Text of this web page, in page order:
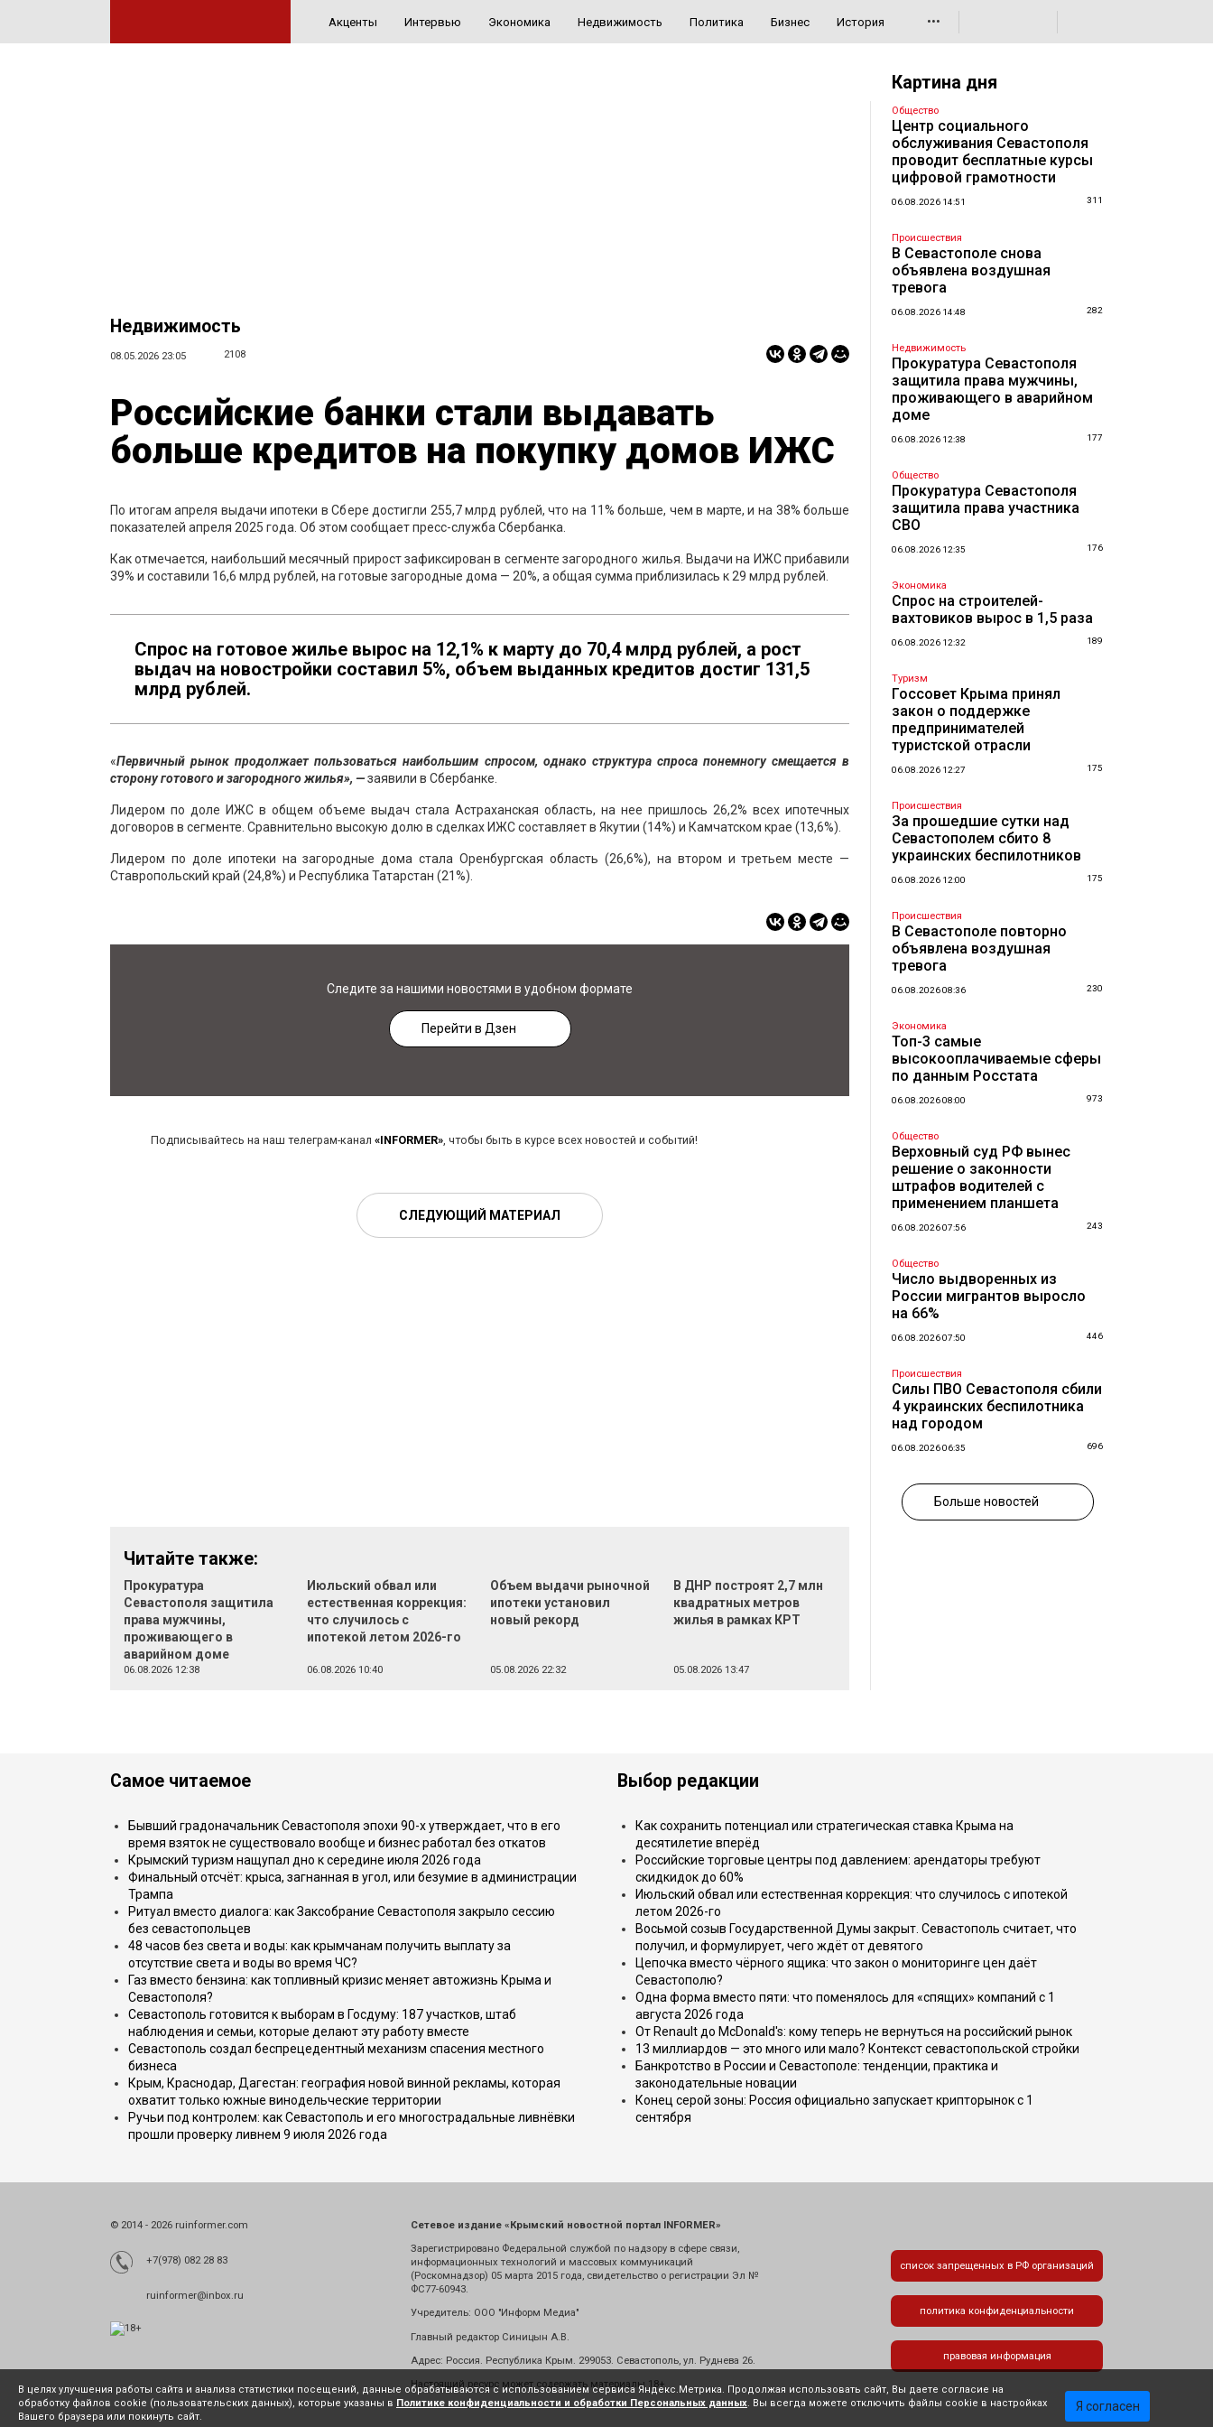
Акценты Интервью Экономика Недвижимость Политика Бизнес История •••
Недвижимость
08.05.2026 23:05 2108
Российские банки стали выдавать
больше кредитов на покупку домов ИЖС
По итогам апреля выдачи ипотеки в Сбере достигли 255,7 млрд рублей, что на 11% больше, чем в марте, и на 38% больше
показателей апреля 2025 года. Об этом сообщает пресс-служба Сбербанка.
Как отмечается, наибольший месячный прирост зафиксирован в сегменте загородного жилья. Выдачи на ИЖС прибавили
39% и составили 16,6 млрд рублей, на готовые загородные дома — 20%, а общая сумма приблизилась к 29 млрд рублей.
Спрос на готовое жилье вырос на 12,1% к марту до 70,4 млрд рублей, а рост
выдач на новостройки составил 5%, объем выданных кредитов достиг 131,5
млрд рублей.
«Первичный рынок продолжает пользоваться наибольшим спросом, однако структура спроса понемногу смещается в
сторону готового и загородного жилья», —заявили в Сбербанке.
Лидером по доле ИЖС в общем объеме выдач стала Астраханская область, на нее пришлось 26,2% всех ипотечных
договоров в сегменте. Сравнительно высокую долю в сделках ИЖС составляет в Якутии (14%) и Камчатском крае (13,6%).
Лидером по доле ипотеки на загородные дома стала Оренбургская область (26,6%), на втором и третьем месте —
Ставропольский край (24,8%) и Республика Татарстан (21%).
Следите за нашими новостями в удобном формате
Перейти в Дзен
Подписывайтесь на наш телеграм-канал «INFORMER», чтобы быть в курсе всех новостей и событий!
СЛЕДУЮЩИЙ МАТЕРИАЛ
Читайте также:
Прокуратура
Севастополя защитила
права мужчины,
проживающего в
аварийном доме
06.08.2026 12:38
Июльский обвал или
естественная коррекция:
что случилось с
ипотекой летом 2026-го
06.08.2026 10:40
Объем выдачи рыночной
ипотеки установил
новый рекорд
05.08.2026 22:32
В ДНР построят 2,7 млн
квадратных метров
жилья в рамках КРТ
05.08.2026 13:47
Картина дня
Общество
Центр социального
обслуживания Севастополя
проводит бесплатные курсы
цифровой грамотности
06.08.2026 14:51 311
Происшествия
В Севастополе снова
объявлена воздушная
тревога
06.08.2026 14:48 282
Недвижимость
Прокуратура Севастополя
защитила права мужчины,
проживающего в аварийном
доме
06.08.2026 12:38 177
Общество
Прокуратура Севастополя
защитила права участника
СВО
06.08.2026 12:35 176
Экономика
Спрос на строителей-
вахтовиков вырос в 1,5 раза
06.08.2026 12:32 189
Туризм
Госсовет Крыма принял
закон о поддержке
предпринимателей
туристской отрасли
06.08.2026 12:27 175
Происшествия
За прошедшие сутки над
Севастополем сбито 8
украинских беспилотников
06.08.2026 12:00 175
Происшествия
В Севастополе повторно
объявлена воздушная
тревога
06.08.2026 08:36 230
Экономика
Топ-3 самые
высокооплачиваемые сферы
по данным Росстата
06.08.2026 08:00 973
Общество
Верховный суд РФ вынес
решение о законности
штрафов водителей с
применением планшета
06.08.2026 07:56 243
Общество
Число выдворенных из
России мигрантов выросло
на 66%
06.08.2026 07:50 446
Происшествия
Силы ПВО Севастополя сбили
4 украинских беспилотника
над городом
06.08.2026 06:35 696
Больше новостей
Самое читаемое
Бывший градоначальник Севастополя эпохи 90-х утверждает, что в его
время взяток не существовало вообще и бизнес работал без откатов
Крымский туризм нащупал дно к середине июля 2026 года
Финальный отсчёт: крыса, загнанная в угол, или безумие в администрации
Трампа
Ритуал вместо диалога: как Заксобрание Севастополя закрыло сессию
без севастопольцев
48 часов без света и воды: как крымчанам получить выплату за
отсутствие света и воды во время ЧС?
Газ вместо бензина: как топливный кризис меняет автожизнь Крыма и
Севастополя?
Севастополь готовится к выборам в Госдуму: 187 участков, штаб
наблюдения и семьи, которые делают эту работу вместе
Севастополь создал беспрецедентный механизм спасения местного
бизнеса
Крым, Краснодар, Дагестан: география новой винной рекламы, которая
охватит только южные винодельческие территории
Ручьи под контролем: как Севастополь и его многострадальные ливнёвки
прошли проверку ливнем 9 июля 2026 года
Выбор редакции
Как сохранить потенциал или стратегическая ставка Крыма на
десятилетие вперёд
Российские торговые центры под давлением: арендаторы требуют
скидкидок до 60%
Июльский обвал или естественная коррекция: что случилось с ипотекой
летом 2026-го
Восьмой созыв Государственной Думы закрыт. Севастополь считает, что
получил, и формулирует, чего ждёт от девятого
Цепочка вместо чёрного ящика: что закон о мониторинге цен даёт
Севастополю?
Одна форма вместо пяти: что поменялось для «спящих» компаний с 1
августа 2026 года
От Renault до McDonald's: кому теперь не вернуться на российский рынок
13 миллиардов — это много или мало? Контекст севастопольской стройки
Банкротство в России и Севастополе: тенденции, практика и
законодательные новации
Конец серой зоны: Россия официально запускает крипторынок с 1
сентября
© 2014 - 2026 ruinformer.com
+7(978) 082 28 83
ruinformer@inbox.ru
Сетевое издание «Крымский новостной портал INFORMER»
Зарегистрировано Федеральной службой по надзору в сфере связи,
информационных технологий и массовых коммуникаций
(Роскомнадзор) 05 марта 2015 года, свидетельство о регистрации Эл №
ФС77-60943.
Учредитель: ООО "Информ Медиа"
Главный редактор Синицын А.В.
Адрес: Россия. Республика Крым. 299053. Севастополь, ул. Руднева 26.
Настоящий ресурс может содержать материалы 18+
список запрещенных в РФ организаций
политика конфиденциальности
правовая информация
В целях улучшения работы сайта и анализа статистики посещений, данные обрабатываются с использованием сервиса Яндекс.Метрика. Продолжая использовать сайт, Вы даете согласие на
обработку файлов cookie (пользовательских данных), которые указаны в Политике конфиденциальности и обработки Персональных данных. Вы всегда можете отключить файлы cookie в настройках
Вашего браузера или покинуть сайт.
Я согласен